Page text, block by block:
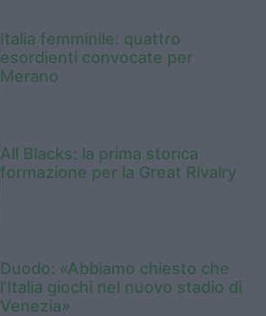
Italia femminile: quattro
esordienti convocate per
Merano
All Blacks: la prima storica
formazione per la Great Rivalry
Duodo: «Abbiamo chiesto che
l’Italia giochi nel nuovo stadio di
Venezia»